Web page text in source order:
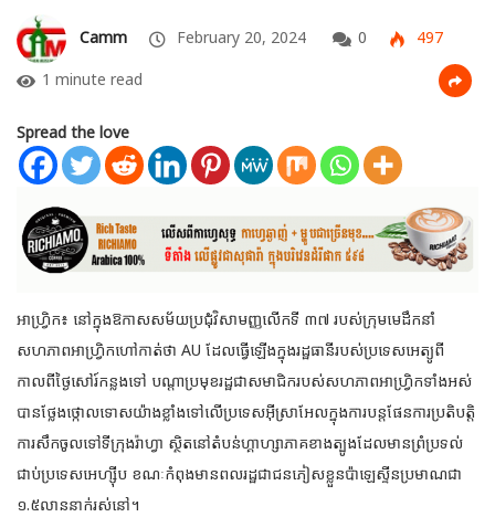
Camm February 20, 2024 0
497
1 minute read
Spread the love
អាហ្រ្វិក៖ នៅក្នុងឱកាសសម័យប្រជុំវិសាមញ្ញលើកទី ៣៧ របស់ក្រុមមេដឹកនាំ
សហភាពអាហ្វ្រិកហៅកាត់ថា AU ដែលធើ្វឡើងក្នុងរដ្ឋធានីរបស់ប្រទេសអេត្យូពី
កាលពីថ្ងៃសៅរ៍កន្លងទៅ បណ្តាប្រមុខរដ្ឋជាសមាជិករបស់សហភាពអាហ្វ្រិកទាំងអស់
បានថ្លែងថ្កោលទោសយ៉ាងខ្លាំងទៅលើប្រទេសអ៊ីស្រាអែលក្នុងការបន្តផែនការប្រតិបត្តិ
ការសឹកចូលទៅទីក្រុងរ៉ាហ្វា ស្ថិតនៅតំបន់ហ្គាហ្សាភាគខាងត្បូងដែលមានព្រំប្រទល់
ជាប់ប្រទេសអេហ្ស៊ីប ខណៈកំពុងមានពលរដ្ឋជាជនភៀសខ្លួនប៉ាឡេស្ទីនប្រមាណជា
១.៥លាននាក់រស់នៅ។